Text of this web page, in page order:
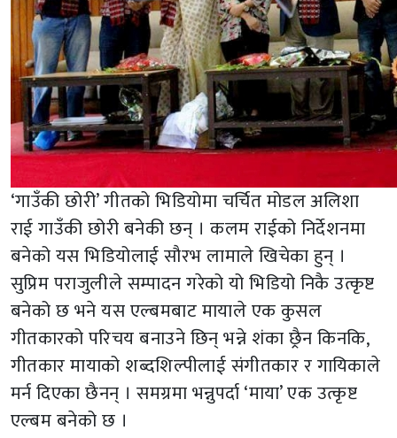
‘गाउँकी छोरी’ गीतको भिडियोमा चर्चित मोडल अलिशा
राई गाउँकी छोरी बनेकी छन् । कलम राईको निर्देशनमा
बनेको यस भिडियोलाई सौरभ लामाले खिचेका हुन् ।
सुप्रिम पराजुलीले सम्पादन गरेको यो भिडियो निकै उत्कृष्ट
बनेको छ भने यस एल्बमबाट मायाले एक कुसल
गीतकारको परिचय बनाउने छिन् भन्ने शंका छ्रैन किनकि,
गीतकार मायाको शब्दशिल्पीलाई संगीतकार र गायिकाले
मर्न दिएका छैनन् । समग्रमा भन्नुपर्दा ‘माया’ एक उत्कृष्ट
एल्बम बनेको छ ।